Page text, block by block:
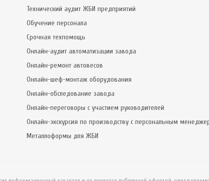
Технический аудит ЖБИ предприятий
Обучение персонала
Срочная техпомощь
Онлайн-аудит автоматизации завода
Онлайн-ремонт автовесов
Онлайн-шеф-монтаж оборудования
Онлайн-обследование завода
Онлайн-переговоры с участием руководителей
Онлайн-экскурсия по производству с персональным
Металлоформы для ЖБИ